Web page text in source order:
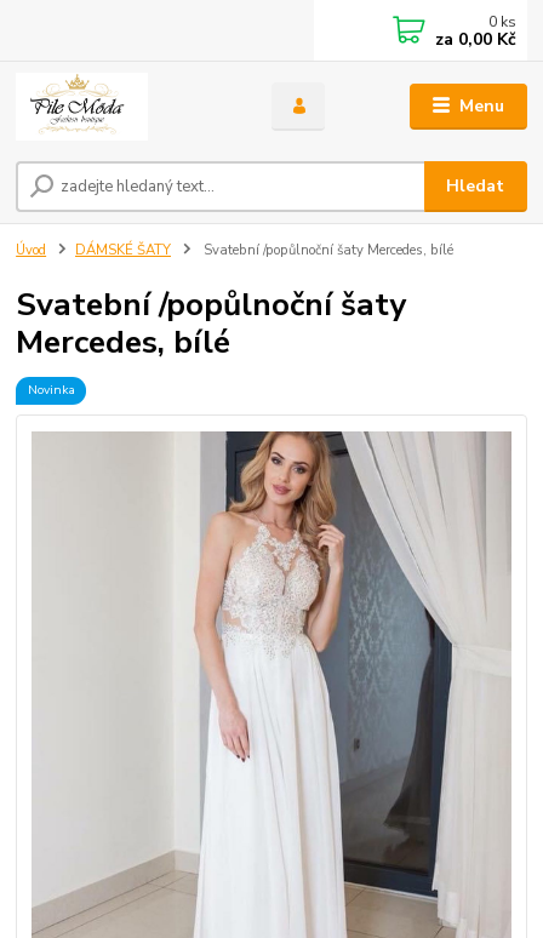
Menu
Hledat
0 ks
za 0,00 Kč
Úvod DÁMSKÉ ŠATY Svatební /popůlnoční šaty Mercedes, bílé
Svatební /popůlnoční šaty
Mercedes, bílé
Novinka